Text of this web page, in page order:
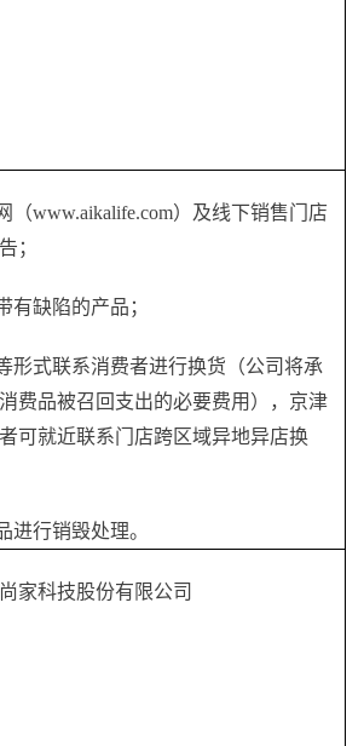
（www.aikalife.com）及线下销售门店
；
有缺陷的产品；
形式联系消费者进行换货（公司将承
费品被召回支出的必要费用）
， 京津
可就近联系门店跨区域异地异店换
进行销毁处理。
家科技股份有限公司